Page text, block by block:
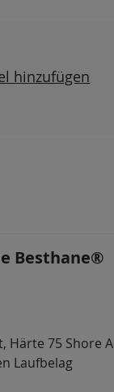
hinzufügen
Besthane®
Härte 75 Shore A
Laufbelag